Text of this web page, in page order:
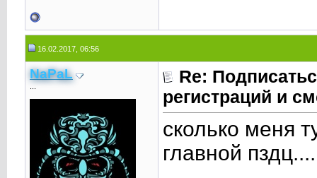
16.02.2017, 06:56
NaPaL
...
Re:
регистраций и
сколько меня
главной